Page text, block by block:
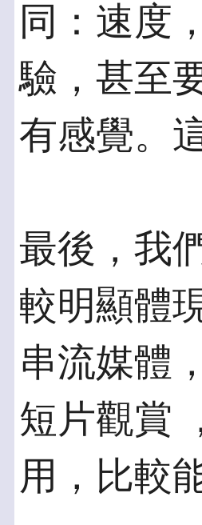
同：速度
驗，甚至
有感覺。
最後，我
較明顯體
串流媒體
短片觀賞
用，比較